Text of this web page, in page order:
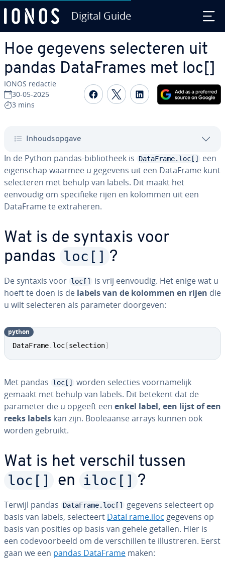
Digital Guide
Hoe gegevens se­lec­te­ren uit
pandas Da­taF­ra­mes met loc[]
IONOS redactie
30-05-2025
3 mins
Delen op Facebook
Delen op Twitter
Delen op
In­houds­op­ga­ve
In de Python pandas-bi­bli­o­theek is DataFrame.loc[]
een
ei­gen­schap waarmee u gegevens uit een DataFrame kunt
se­lec­te­ren met behulp van labels. Dit maakt het
eenvoudig om spe­ci­fie­ke rijen en kolommen uit een
DataFrame te ex­tra­he­ren.
Wat is de syntaxis voor
pandas loc[] ?
De syntaxis voor loc[]
is vrij eenvoudig. Het enige wat u
hoeft te doen is de labels van de kolommen en rijen die
u wilt se­lec­te­ren als parameter doorgeven:
DataFrame. loc [selection]
python
Met pandas loc[]
worden selecties voor­na­me­lijk
gemaakt met behulp van labels. Dit betekent dat de
parameter die u opgeeft een enkel label, een lijst of een
reeks labels kan zijn. Boole­aan­se arrays kunnen ook
worden gebruikt.
Wat is het verschil tussen
loc[] en iloc[] ?
Terwijl pandas DataFrame.loc[]
gegevens se­lec­teert op
basis van labels, se­lec­teert DataFrame.iloc gegevens op
basis van posities op basis van gehele getallen. Hier is
een co­de­voor­beeld om de ver­schil­len te il­lu­stre­ren. Eerst
gaan we een pandas DataFrame maken: